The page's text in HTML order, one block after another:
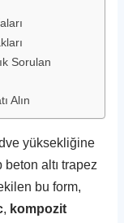
Sorulan
Alın
yüksekliğine
beton altı trapez
bu form,
, kompozit